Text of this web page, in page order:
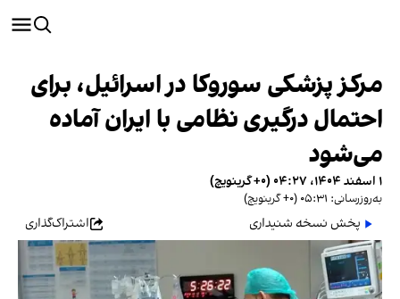
مرکز پزشکی سوروکا در اسرائیل، برای
احتمال درگیری نظامی با ایران آماده
می‌شود
۱ اسفند ۱۴۰۴، ۰۴:۲۷ (‎+۰ گرینویچ)
به‌روزرسانی: ۰۵:۳۱ (‎+۰ گرینویچ)
پخش نسخه شنیداری اشتراک‌گذاری